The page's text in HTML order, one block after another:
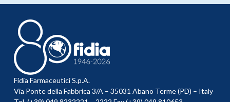
Fidia Farmaceutici S.p.A.
Via Ponte della Fabbrica 3/A – 35031 Abano Terme (PD) – Italy